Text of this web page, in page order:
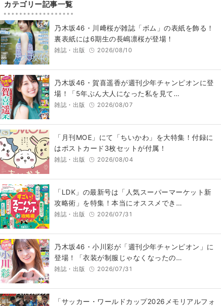
カテゴリー記事一覧
乃木坂46・川﨑桜が雑誌「ボム」の表紙を飾る！
裏表紙には6期生の長嶋凛桜が登場！
雑誌・出版 2026/08/10
乃木坂46・賀喜遥香が週刊少年チャンピオンに登
場！「5年ぶん大人になった私を見て…
雑誌・出版 2026/08/07
「月刊MOE」にて「ちいかわ」を大特集！付録に
はポストカード3枚セットが付属！
雑誌・出版 2026/08/04
「LDK」の最新号は「人気スーパーマーケット新
攻略術」を特集！本当にオススメでき…
雑誌・出版 2026/07/31
乃木坂46・小川彩が「週刊少年チャンピオン」に
登場！「衣装が制服じゃなくなったの…
雑誌・出版 2026/07/31
「サッカー・ワールドカップ2026メモリアルフォ